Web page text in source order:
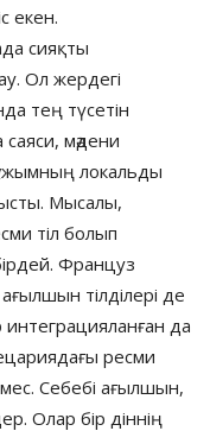
екен.
сияқты
Ол жердегі
тең түсетін
саяси, мәдени
локальды
Мысалы,
тіл болып
Француз
тілділері де
интеграцияланған да
ресми
Себебі ағылшын,
Олар бір діннің